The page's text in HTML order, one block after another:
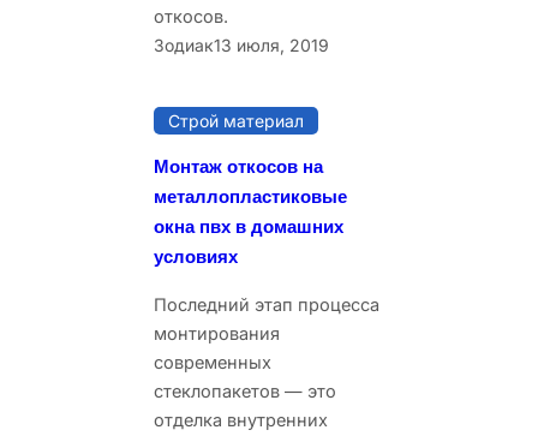
откосов.
Зодиак13 июля, 2019
Строй материал
Монтаж откосов на
металлопластиковые
окна пвх в домашних
условиях
Последний этап процесса
монтирования
современных
стеклопакетов — это
отделка внутренних